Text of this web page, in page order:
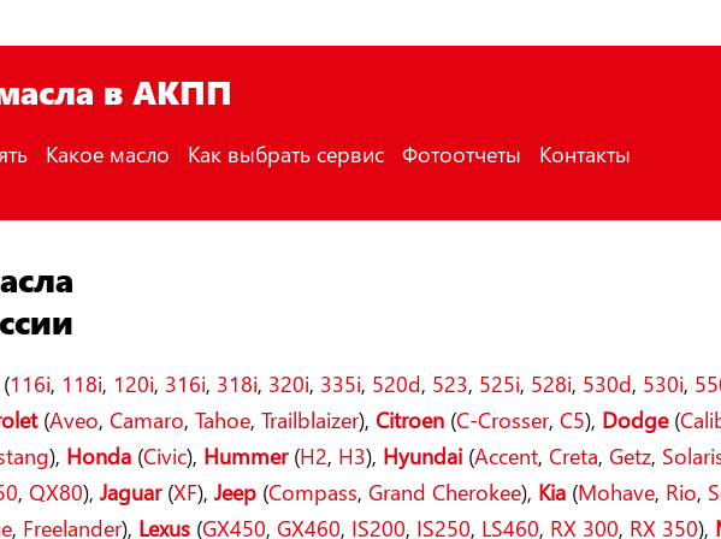
в АКПП
Какое масло Как выбрать сервис Фотоотчеты Контакты
116i, 118i, 120i, 316i, 318i, 320i, 335i, 520d, 523, 525i, 528i, 530d, 530i,
(Aveo,Camaro,Tahoe,Trailblaizer), Citroen (C-Crosser,C5), Dodge(
), Honda (Civic), Hummer(H2, H3), Hyundai (Accent,Creta,Getz,
,QX80), Jaguar(XF), Jeep (Compass,Grand Cherokee), Kia (Mohave, Rio,
, Freelander), Lexus (GX450,GX460, IS200, IS250, LS460, RX 300, RX 350),